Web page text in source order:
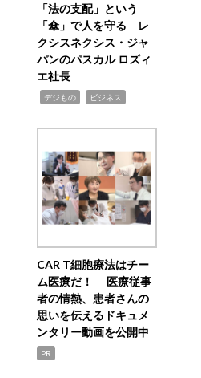
「法の支配」という
「傘」で人を守る レ
クシスネクシス・ジャ
パンのパスカル ロズィ
エ社長
デジもの ビジネス
CAR T細胞療法はチー
ム医療だ！ 医療従事
者の情熱、患者さんの
思いを伝えるドキュメ
ンタリー動画を公開中
PR